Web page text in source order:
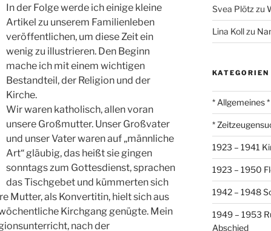
In der Folge werde ich einige kleine
Artikel zu unserem Familienleben
veröffentlichen, um diese Zeit ein
wenig zu illustrieren. Den Beginn
mache ich mit einem wichtigen
Bestandteil, der Religion und der
Kirche.
Wir waren katholisch, allen voran
unsere Großmutter. Unser Großvater
und unser Vater waren auf „männliche
Art“ gläubig, das heißt sie gingen
sonntags zum Gottesdienst, sprachen
das Tischgebet und kümmerten sich
Mutter, als Konvertitin, hielt sich aus
Kirchgang genügte. Mein
nach der
Svea Plötz zu
Lina Kollzu
KATEGORIEN
* Allgemeines *
*
1923 – 1941
1923 – 1950
1942 – 1948
1949 – 1953
Abschied